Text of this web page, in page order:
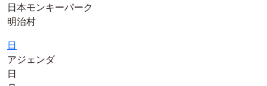
日本モンキーパーク
明治村
日
アジェンダ
日